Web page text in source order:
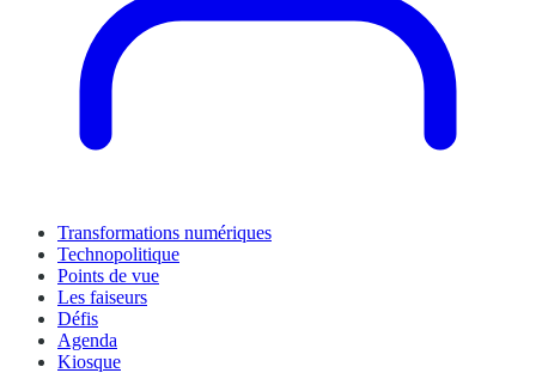
Transformations numériques
Technopolitique
Points de vue
Les faiseurs
Défis
Agenda
Kiosque